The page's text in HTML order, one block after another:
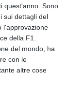
quest'anno. Sono
sui dettagli del
l'approvazione
della F1.
del mondo, ha
con le
altre cose